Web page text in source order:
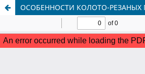
ОСОБЕННОСТИ КОЛОТО-